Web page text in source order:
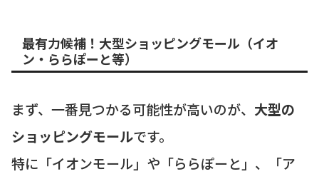
最有力候補！大型ショッピングモール（イオ
ン・ららぽーと等）
まず、一番見つかる可能性が高いのが、 大型の
ショッピングモールです。
特に「イオンモール」や「ららぽーと」、「ア